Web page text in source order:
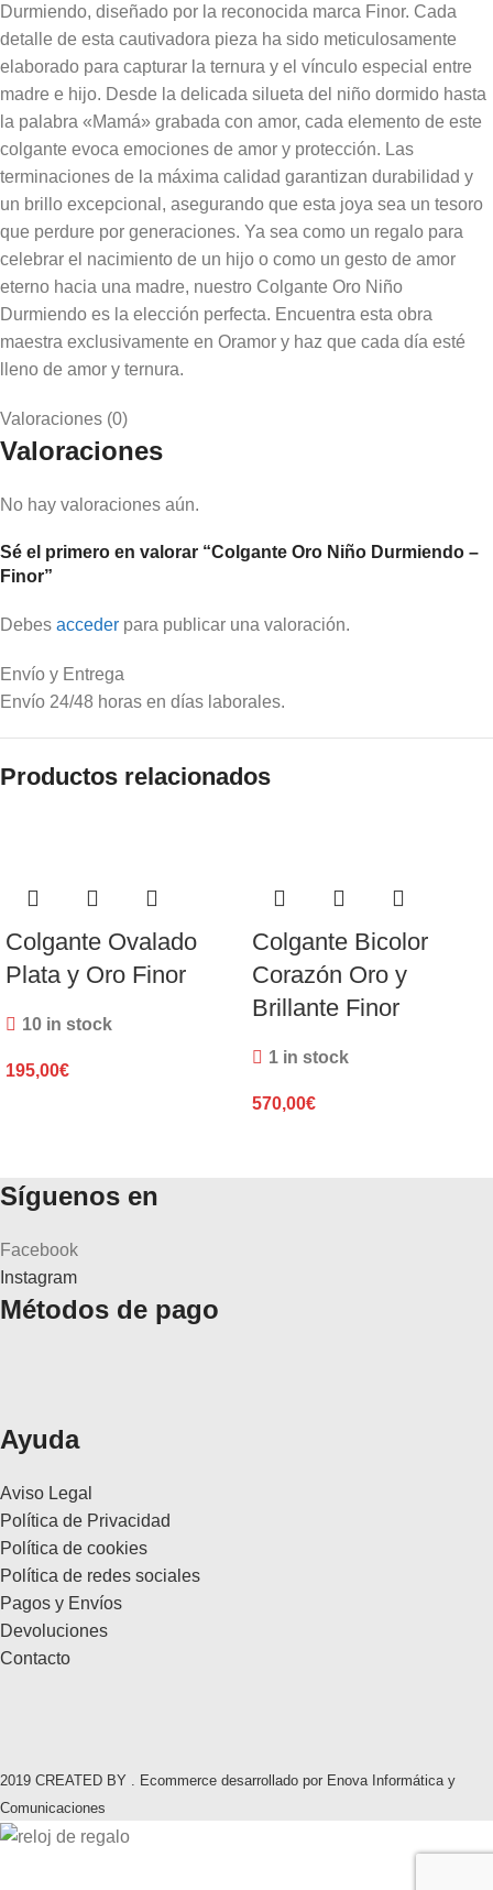
Durmiendo, diseñado por la reconocida marca Finor. Cada
detalle de esta cautivadora pieza ha sido meticulosamente
elaborado para capturar la ternura y el vínculo especial entre
madre e hijo. Desde la delicada silueta del niño dormido hasta
la palabra «Mamá» grabada con amor, cada elemento de este
colgante evoca emociones de amor y protección. Las
terminaciones de la máxima calidad garantizan durabilidad y
un brillo excepcional, asegurando que esta joya sea un tesoro
que perdure por generaciones. Ya sea como un regalo para
celebrar el nacimiento de un hijo o como un gesto de amor
eterno hacia una madre, nuestro Colgante Oro Niño
Durmiendo es la elección perfecta. Encuentra esta obra
maestra exclusivamente en Oramor y haz que cada día esté
lleno de amor y ternura.
Valoraciones (0)
Valoraciones
No hay valoraciones aún.
Sé el primero en valorar “Colgante Oro Niño Durmiendo –
Finor”
Debes acceder para publicar una valoración.
Envío y Entrega
Envío 24/48 horas en días laborales.
Productos relacionados
Colgante Ovalado
Plata y Oro Finor
10 in stock
195,00€
Colgante Bicolor
Corazón Oro y
Brillante Finor
1 in stock
570,00€
Síguenos en
Facebook
Instagram
Métodos de pago
Ayuda
Aviso Legal
Política de Privacidad
Política de cookies
Política de redes sociales
Pagos y Envíos
Devoluciones
Contacto
2019 CREATED BY . Ecommerce desarrollado por Enova Informática y
Comunicaciones